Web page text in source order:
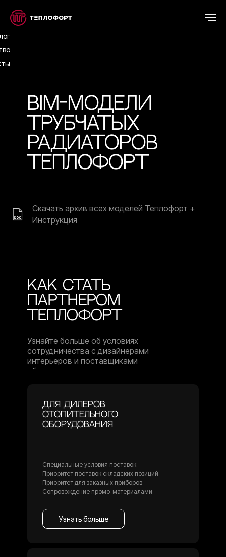
BIM-модели
Трубчатых
радиаторов
Теплофорт
Скачать архив всех моделей Теплофорт +
Инструкция
Как стать
партнером
Теплофорт
Узнайте больше об условиях
сотрудничества с дизайнерами
интерьеров и поставщиками
оборудования.
Узнать больше
Для дилеров
отопительного
оборудования
Специальные условия поставок
Приоритет поставок складских позиций
Приоритет для заказных приборов
Сопровождение промо-материалами